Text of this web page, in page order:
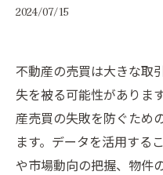
2024/07/15
不動産の売買は大きな取
失を被る可能性がありま
産売買の失敗を防ぐため
ます。データを活用する
や市場動向の把握、物件